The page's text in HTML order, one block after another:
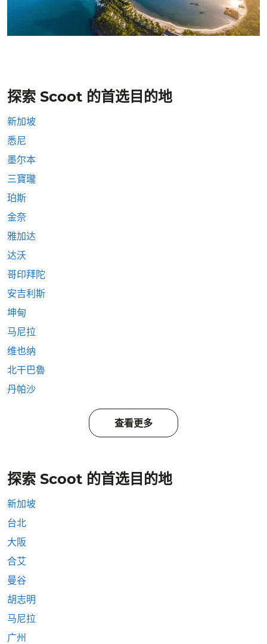
探索 Scoot 的首选目的地
新加坡
悉尼
墨尔本
三寶瓏
珀斯
金奈
雅加达
达沃
哥印拜陀
安吉利斯
坤甸
马尼拉
维也纳
北干巴魯
丹帕沙
查看更多
探索 Scoot 的首选目的地
新加坡
台北
大阪
合艾
曼谷
胡志明
马尼拉
广州